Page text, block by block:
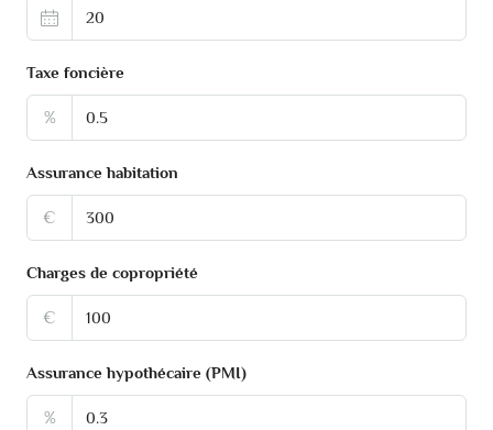
Taxe foncière
%
Assurance habitation
€
Charges de copropriété
€
Assurance hypothécaire (PMI)
%